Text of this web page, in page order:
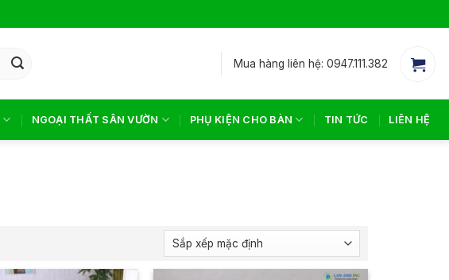
Mua hàng liên hệ: 0947.111.382
NGOẠI THẤT SÂN VƯỜN PHỤ KIỆN CHO BÀN TIN TỨC LIÊN HỆ